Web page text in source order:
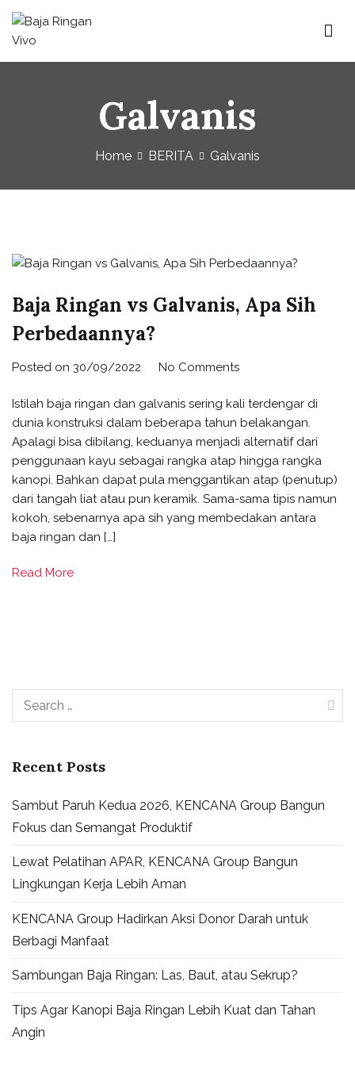
Skip
content
Baja Ringan Vivo
Website Baja Ringan Vivo
Galvanis
Home BERITA Galvanis
Baja Ringan vs Galvanis, Apa Sih
Perbedaannya?
Posted on 30/09/2022 No Commentson
Ringan
vs
Galvanis,
Apa
Sih
Perbedaannya?
Istilah baja ringan dan galvanis sering kali terdengar di
dunia konstruksi dalam beberapa tahun belakangan.
Apalagi bisa dibilang, keduanya menjadi alternatif dari
penggunaan kayu sebagai rangka atap hingga rangka
kanopi. Bahkan dapat pula menggantikan atap (penutup)
dari tangah liat atau pun keramik. Sama-sama tipis namun
kokoh, sebenarnya apa sih yang membedakan antara
baja ringan dan […]
Read More
Search
for:
Recent Posts
Sambut Paruh Kedua 2026, KENCANA Group Bangun
Fokus dan Semangat Produktif
Lewat Pelatihan APAR, KENCANA Group Bangun
Lingkungan Kerja Lebih Aman
KENCANA Group Hadirkan Aksi Donor Darah untuk
Berbagi Manfaat
Sambungan Baja Ringan: Las, Baut, atau Sekrup?
Tips Agar Kanopi Baja Ringan Lebih Kuat dan Tahan
Angin